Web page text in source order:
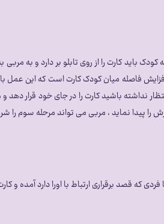
کارت را از روی تابلو بر دارد و به مربی
فاصله میان کودک کارت است که این عمل
نداشته باشید کارت را در جای خود قرار
را پیدا نماید ، مربی می تواند مرحله سوم را
قصد برقراری ارتباط با اورا دارد آمده و کارت